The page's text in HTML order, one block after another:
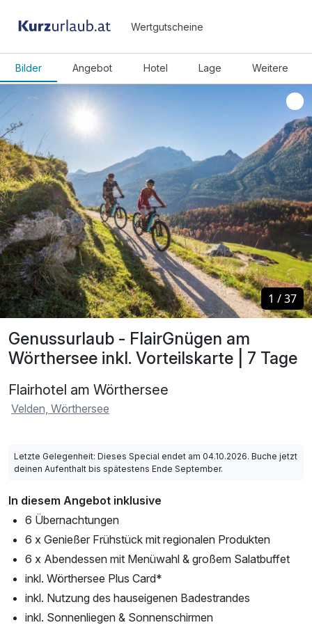
Wertgutscheine
Bilder Angebot Hotel Lage Weitere
Genussurlaub - FlairGnügen am
Wörthersee inkl. Vorteilskarte | 7 Tage
Flairhotel am Wörthersee
Velden, Wörthersee
1 /37
1 /37
Letzte Gelegenheit: Dieses Special endet am 04.10.2026. Buche jetzt
deinen Aufenthalt bis spätestens Ende September.
In diesem Angebot inklusive
6 Übernachtungen
6 x Genießer Frühstück mit regionalen Produkten
6 x Abendessen mit Menüwahl & großem Salatbuffet
inkl. Wörthersee Plus Card*
inkl. Nutzung des hauseigenen Badestrandes
inkl. Sonnenliegen & Sonnenschirmen